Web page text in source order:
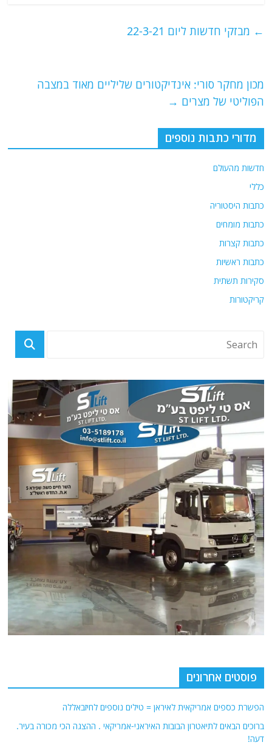
s
p
g
l
er
e
o
← מבזקי חדשות ליום 22-3-21
מכון מחקר סורי: אינדיקטורים שליליים מאוד במצבה
הפוליטי של מצרים →
מדורי כתבות נוספים
חדשות מהעולם
כללי
כתבות היסטוריה
כתבות מומחים
כתבות קצרות
כתבות ראשיות
סקירות תשתית
קריקטורות
פוסטים אחרונים
הפשרת כספים אמריקאית לאיראן = טילים נוספים לחיזבאללה
ברוכים הבאים לתיאטרון הבובות האיראני-אמריקאי . ההצגה הכי מכורה בעיר.
דעה!